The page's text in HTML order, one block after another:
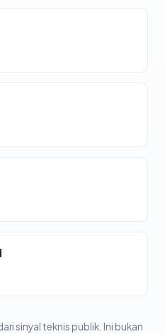
sinyal teknis publik. Ini bukan